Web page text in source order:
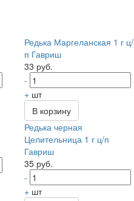
Редька Маргеланская 1 г ц/
п Гавриш
33 руб.
-
+ шт
В корзину
Редька черная
Целительница 1 г ц/п
Гавриш
35 руб.
-
+ шт